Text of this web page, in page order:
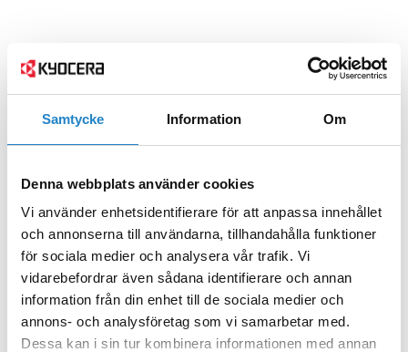
Samtycke Information Om
Denna webbplats använder cookies
Vi använder enhetsidentifierare för att anpassa innehållet
och annonserna till användarna, tillhandahålla funktioner
för sociala medier och analysera vår trafik. Vi
vidarebefordrar även sådana identifierare och annan
information från din enhet till de sociala medier och
annons- och analysföretag som vi samarbetar med.
Dessa kan i sin tur kombinera informationen med annan